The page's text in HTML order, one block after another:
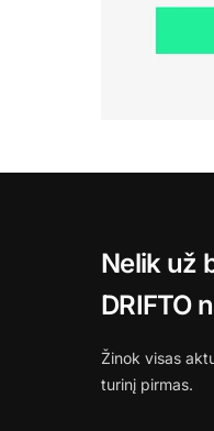
Nelik už
DRIFTO
Žinok visas
turinį pirmas.